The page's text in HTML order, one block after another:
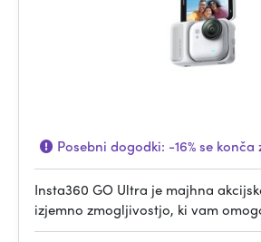
Posebni dogodki: -16%se konča
Insta360 GO Ultra je majhna
izjemno zmogljivostjo, ki vam